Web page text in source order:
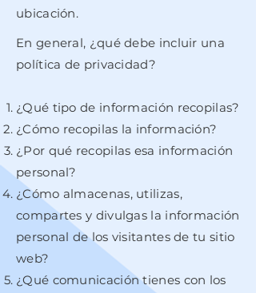
ubicación.
En general, ¿qué debe incluir una
política de privacidad?
¿Qué tipo de información recopilas?
¿Cómo recopilas la información?
¿Por qué recopilas esa información
personal?
¿Cómo almacenas, utilizas,
compartes y divulgas la información
personal de los visitantes de tu sitio
web?
¿Qué comunicación tienes con los